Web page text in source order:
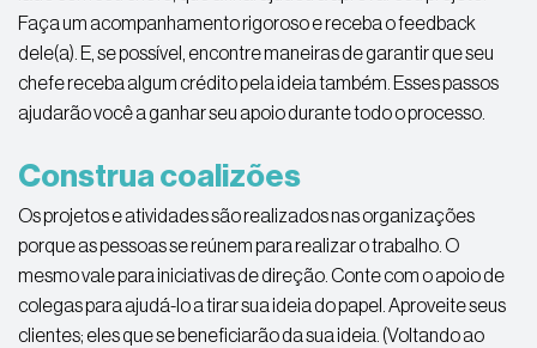
Faça um acompanhamento rigoroso e receba o feedback
dele(a). E, se possível, encontre maneiras de garantir que seu
chefe receba algum crédito pela ideia também. Esses passos
ajudarão você a ganhar seu apoio durante todo o processo.
Construa coalizões
Os projetos e atividades são realizados nas organizações
porque as pessoas se reúnem para realizar o trabalho. O
mesmo vale para iniciativas de direção. Conte com o apoio de
colegas para ajudá-lo a tirar sua ideia do papel. Aproveite seus
clientes; eles que se beneficiarão da sua ideia. (Voltando ao